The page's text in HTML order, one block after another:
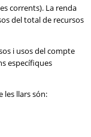
corrents). La renda
del total de recursos
i usos del compte
específiques
les llars són: